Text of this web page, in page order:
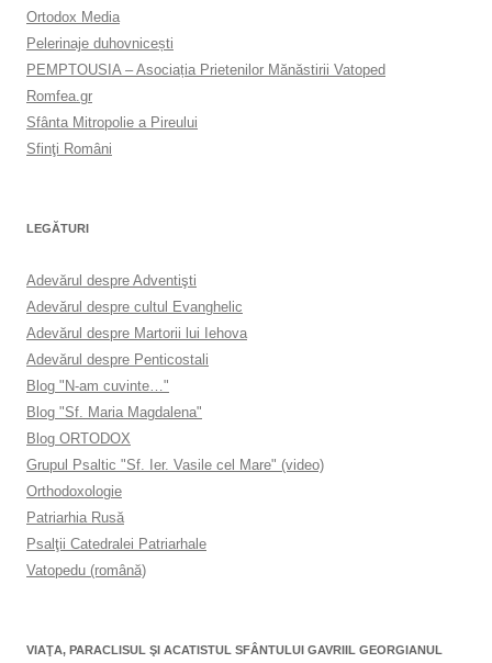
Ortodox Media
Pelerinaje duhovnicești
PEMPTOUSIA – Asociația Prietenilor Mănăstirii Vatoped
Romfea.gr
Sfânta Mitropolie a Pireului
Sfinţi Români
LEGĂTURI
Adevărul despre Adventişti
Adevărul despre cultul Evanghelic
Adevărul despre Martorii lui Iehova
Adevărul despre Penticostali
Blog "N-am cuvinte…"
Blog "Sf. Maria Magdalena"
Blog ORTODOX
Grupul Psaltic "Sf. Ier. Vasile cel Mare" (video)
Orthodoxologie
Patriarhia Rusă
Psalţii Catedralei Patriarhale
Vatopedu (română)
VIAŢA, PARACLISUL ŞI ACATISTUL SFÂNTULUI GAVRIIL GEORGIANUL